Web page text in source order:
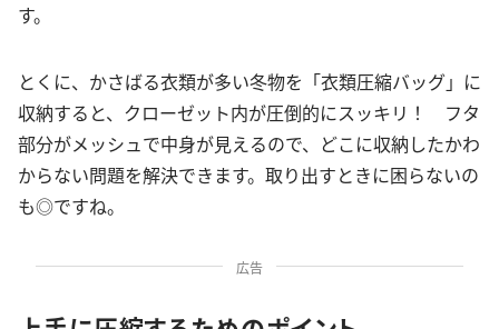
す。
とくに、かさばる衣類が多い冬物を「衣類圧縮バッグ」に
収納すると、クローゼット内が圧倒的にスッキリ！ フタ
部分がメッシュで中身が見えるので、どこに収納したかわ
からない問題を解決できます。取り出すときに困らないの
も◎ですね。
広告